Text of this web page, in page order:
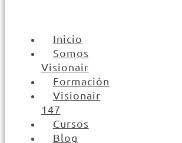
Inicio
Somos
Visionair
Formación
Visionair
147
Cursos
Blog